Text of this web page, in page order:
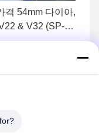
버튼, 54mm 다이아,
V22 & V32 (SP-
발리)
상의 가격을 얻으세요